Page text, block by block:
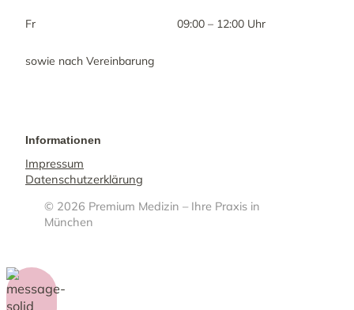
Fr 09:00 – 12:00 Uhr
sowie nach Vereinbarung
Informationen
Impressum
Datenschutzerklärung
© 2026 Premium Medizin – Ihre Praxis in
München